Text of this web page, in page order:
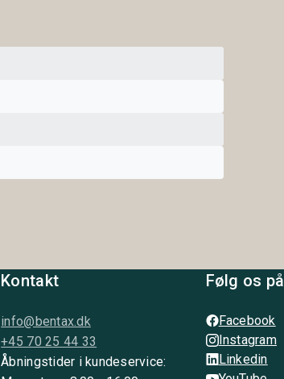
Kontakt
info@bentax.dk
+45 70 25 44 33
Åbningstider i kundeservice:
Følg os på
Facebook
Instagram
Linkedin